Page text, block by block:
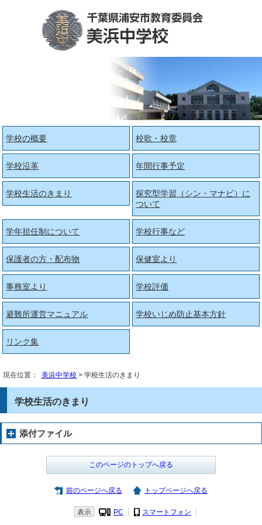
学校の概要 校歌・校章
学校沿革 年間行事予定
学校生活のきまり
探究型学習（シン・マナビ）に
ついて
学年担任制について 学校行事など
保護者の方・配布物 保健室より
事務室より 学校評価
避難所運営マニュアル 学校いじめ防止基本方針
リンク集
現在位置： 美浜中学校 > 学校生活のきまり
学校生活のきまり
添付ファイル
このページのトップへ戻る
前のページへ戻る トップページへ戻る
表示 PC スマートフォン